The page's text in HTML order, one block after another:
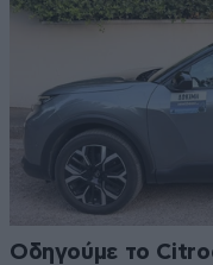
Οδηγούμε το